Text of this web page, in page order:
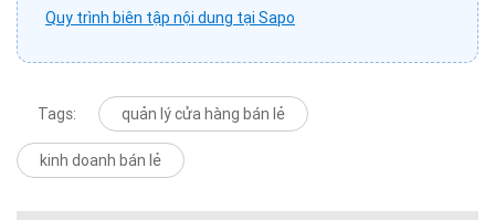
Quy trình biên tập nội dung tại Sapo
Tags: quản lý cửa hàng bán lẻ
kinh doanh bán lẻ